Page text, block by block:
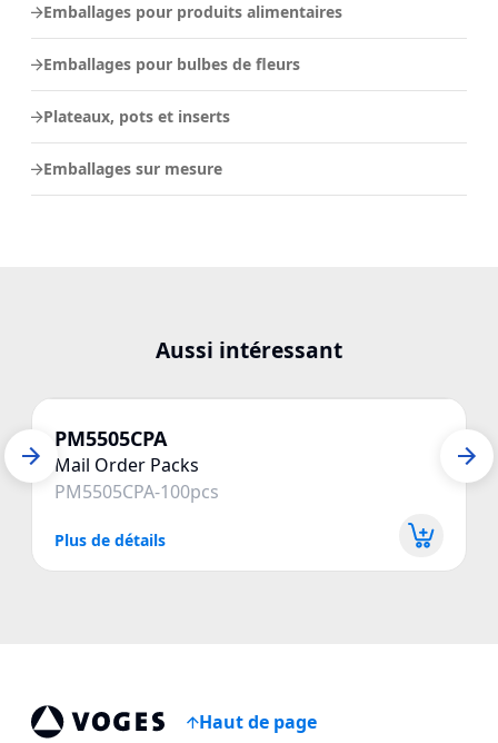
Emballages pour produits alimentaires
Emballages pour bulbes de fleurs
Plateaux, pots et inserts
Emballages sur mesure
Aussi intéressant
PM5505CPA
Mail Order Packs
PM5505CPA-100pcs
Plus de détails
Haut de page